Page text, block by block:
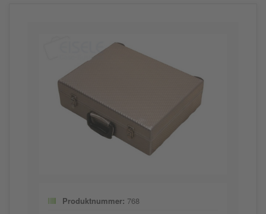
Produktnummer: 768